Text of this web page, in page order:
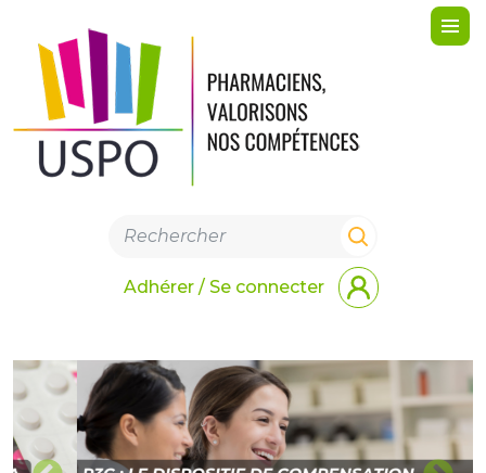
Adhérer / Se connecter